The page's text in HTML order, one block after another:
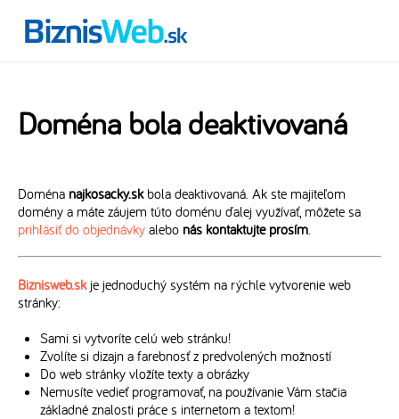
Doména bola deaktivovaná
Doména najkosacky.skbola deaktivovaná. Ak ste majiteľom
domény a máte záujem túto doménu ďalej využívať, môžete sa
prihlásiť do objednávky alebo nás kontaktujte prosím.
Biznisweb.skje jednoduchý systém na rýchle vytvorenie web
stránky:
Sami si vytvoríte celú web stránku!
Zvolíte si dizajn a farebnosť z predvolených možností
Do web stránky vložíte texty a obrázky
Nemusíte vedieť programovať, na používanie Vám stačia
základné znalosti práce s internetom a textom!